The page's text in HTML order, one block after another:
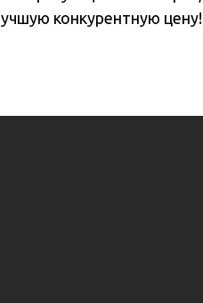
конкурентную цену!